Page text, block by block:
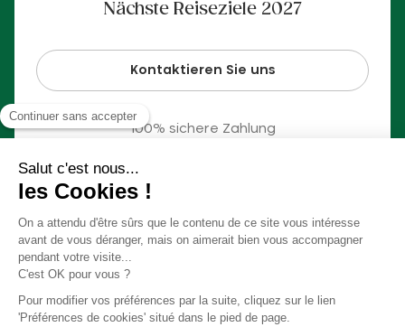
Nächste Reiseziele 2027
Kontaktieren Sie uns
100% sichere Zahlung
© Slow Village 2026